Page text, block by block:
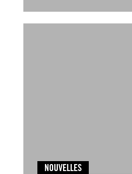
NOUVELLES